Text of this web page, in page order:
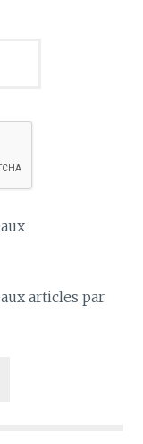
articles par